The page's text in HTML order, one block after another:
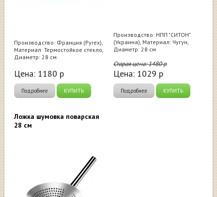
Производство: Франция (Pyrex),
Материал: Термостойкое стекло,
Диаметр: 28 см
Цена: 1180 р
Подробнее КУПИТЬ
Производство: НПП "СИТОН"
(Украина), Материал: Чугун,
Диаметр: 28 см
Старая цена:1480р
Цена: 1029 р
Подробнее КУПИТЬ
Ложка шумовка поварская
28 см